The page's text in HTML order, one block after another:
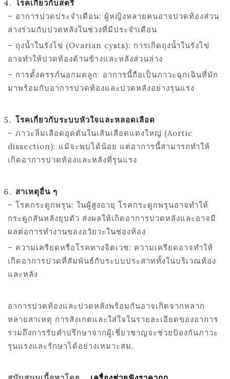
โรคเกี่ยวกับสตรี
– อาการปวดประจำเดือน: ผู้หญิงหลายคนอาจปวดท้องส่วน
ล่างร่วมกับปวดหลังในช่วงที่มีประจำเดือน
– ถุงน้ำในรังไข่ (Ovarian cysts): การเกิดถุงน้ำในรังไข่
อาจทำให้ปวดท้องด้านข้างและหลังส่วนล่าง
– การตั้งครรภ์นอกมดลูก: อาการนี้ถือเป็นภาวะฉุกเฉินที่มัก
มาพร้อมกับอาการปวดท้องและปวดหลังอย่างรุนแรง
โรคเกี่ยวกับระบบหัวใจและหลอดเลือด
– ภาวะลิ่มเลือดอุดตันในเส้นเลือดแดงใหญ่ (Aortic
dissection): แม้จะพบได้น้อย แต่อาการนี้สามารถทำให้
เกิดอาการปวดท้องและหลังที่รุนแรง
สาเหตุอื่น ๆ
– โรคกระดูกพรุน: ในผู้สูงอายุ โรคกระดูกพรุนอาจทำให้
กระดูกสันหลังยุบตัว ส่งผลให้เกิดอาการปวดหลังและอาจมี
ผลต่อการทำงานของอวัยวะในช่องท้อง
– ความเครียดหรือโรคทางจิตเวช: ความเครียดอาจทำให้
เกิดอาการปวดที่สัมพันธ์กับระบบประสาททั้งในบริเวณท้อง
และหลัง
อาการปวดท้องและปวดหลังพร้อมกันอาจเกิดจากหลาก
หลายสาเหตุ การสังเกตและใส่ใจในรายละเอียดของอาการ
รวมถึงการรับคำปรึกษาจากผู้เชี่ยวชาญจะช่วยป้องกันภาวะ
รุนแรงและรักษาได้อย่างเหมาะสม.